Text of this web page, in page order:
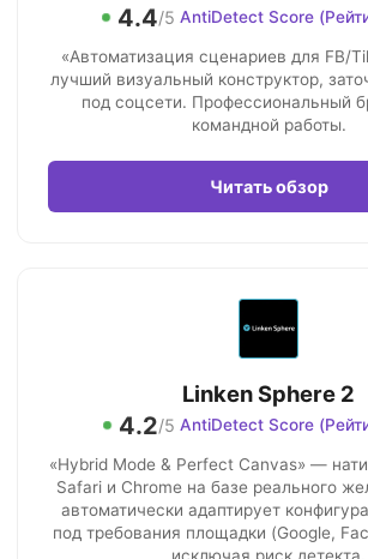
4.4/5 AntiDetect Score
«Автоматизация сценариев для FB/
лучший визуальный конструктор,
под соцсети. Профессиональный
командной работы.
Читать обзор
Linken Sphere 2
4.2/5 AntiDetect Score
«Hybrid Mode & Perfect Canvas» —
Safari и Chrome на базе реального
автоматически адаптирует
под требования площадки (Google,